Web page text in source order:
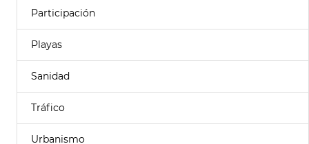
Participación
Playas
Sanidad
Tráfico
Urbanismo